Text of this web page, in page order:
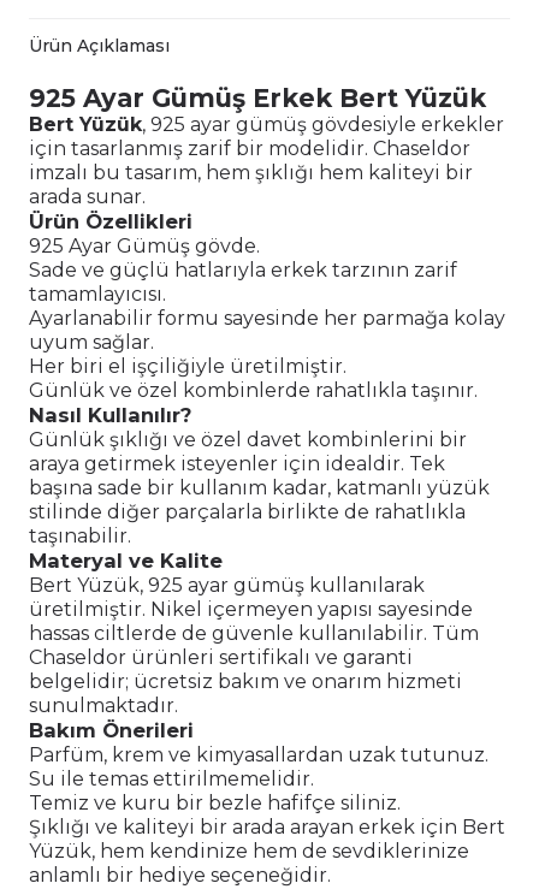
Ürün Açıklaması
925 Ayar Gümüş Erkek Bert Yüzük
Bert Yüzük, 925 ayar gümüş gövdesiyle erkekler
için tasarlanmış zarif bir modelidir. Chaseldor
imzalı bu tasarım, hem şıklığı hem kaliteyi bir
arada sunar.
Ürün Özellikleri
925 Ayar Gümüş gövde.
Sade ve güçlü hatlarıyla erkek tarzının zarif
tamamlayıcısı.
Ayarlanabilir formu sayesinde her parmağa kolay
uyum sağlar.
Her biri el işçiliğiyle üretilmiştir.
Günlük ve özel kombinlerde rahatlıkla taşınır.
Nasıl Kullanılır?
Günlük şıklığı ve özel davet kombinlerini bir
araya getirmek isteyenler için idealdir. Tek
başına sade bir kullanım kadar, katmanlı yüzük
stilinde diğer parçalarla birlikte de rahatlıkla
taşınabilir.
Materyal ve Kalite
Bert Yüzük, 925 ayar gümüş kullanılarak
üretilmiştir. Nikel içermeyen yapısı sayesinde
hassas ciltlerde de güvenle kullanılabilir. Tüm
Chaseldor ürünleri sertifikalı ve garanti
belgelidir; ücretsiz bakım ve onarım hizmeti
sunulmaktadır.
Bakım Önerileri
Parfüm, krem ve kimyasallardan uzak tutunuz.
Su ile temas ettirilmemelidir.
Temiz ve kuru bir bezle hafifçe siliniz.
Şıklığı ve kaliteyi bir arada arayan erkek için Bert
Yüzük, hem kendinize hem de sevdiklerinize
anlamlı bir hediye seçeneğidir.